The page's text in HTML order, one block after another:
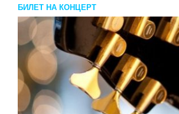
БИЛЕТ НА КОНЦЕРТ